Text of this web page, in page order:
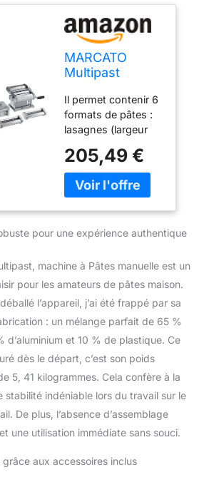
MARCATO
Multipast
Pâtes + 5
Accessoires,
Violet, 40 x 30
x 20 cm
Il permet contenir 6
formats de pâtes :
lasagnes (largeur
(6 mm), tagliolini (1,
5 mm), spaghetti (2
mm), raviolini (30
Régulateur à 10
différentes
épaisseurs de Tôle :
de 4, 8 mm à 0, 6
mm Fabriqué en
Italie : produit
entièrement
Fabriqué en Italie
Accessoires
interchangeables
pour couper les
pâtes et raccord
(en option)
205,49 €
pour une expérience authentique
machine à Pâtes manuelle est un
pour les amateurs de pâtes maison.
l’appareil, j’ai été frappé par sa
: un mélange parfait de 65 %
d’aluminium et 10 % de plastique. Ce
dès le départ, c’est son poids
5, 41 kilogrammes. Cela confère à la
stabilité indéniable lors du travail sur le
De plus, l’absence d’assemblage
une utilisation immédiate sans souci.
grâce aux accessoires inclus